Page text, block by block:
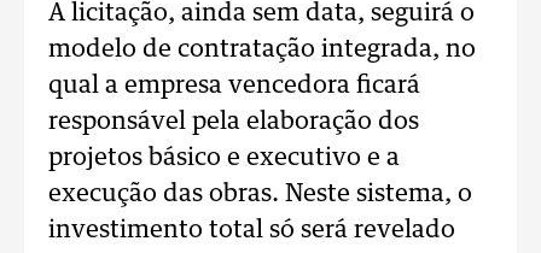
A licitação, ainda sem data, seguirá o
modelo de contratação integrada, no
qual a empresa vencedora ficará
responsável pela elaboração dos
projetos básico e executivo e a
execução das obras. Neste sistema, o
investimento total só será revelado